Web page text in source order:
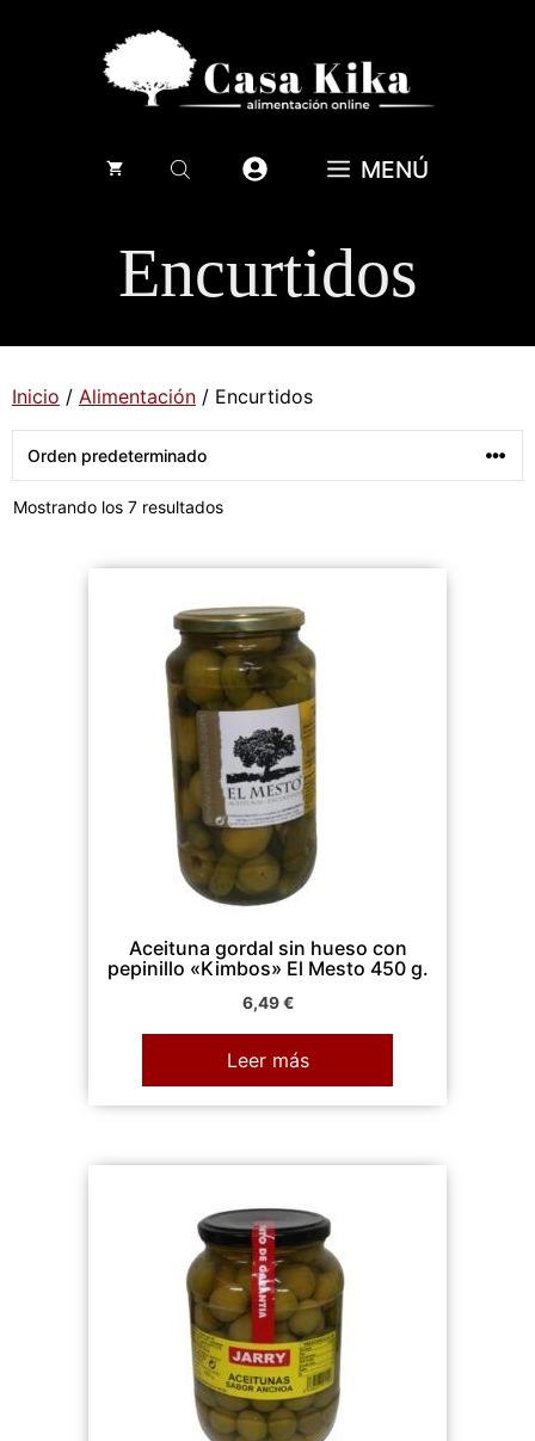
MENÚ
Encurtidos
Inicio / Alimentación / Encurtidos
Mostrando los 7 resultados
Aceituna gordal sin hueso con
pepinillo «Kimbos» El Mesto 450 g.
6,49€
Leer más